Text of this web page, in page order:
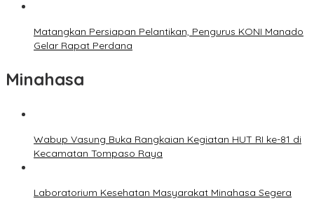
Matangkan Persiapan Pelantikan, Pengurus KONI Manado
Gelar Rapat Perdana
Minahasa
Wabup Vasung Buka Rangkaian Kegiatan HUT RI ke-81 di
Kecamatan Tompaso Raya
Laboratorium Kesehatan Masyarakat Minahasa Segera